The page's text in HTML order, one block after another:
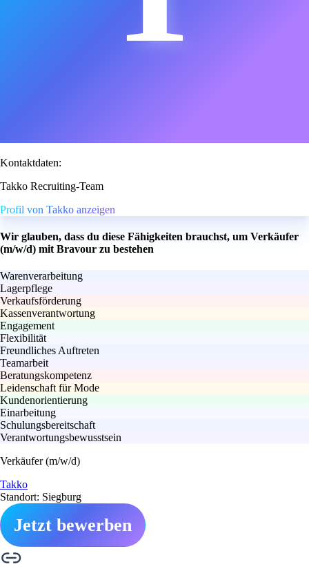
Kontaktdaten:
Takko Recruiting-Team
Profil von Takko anzeigen
Wir glauben, dass du diese Fähigkeiten brauchst, um Verkäufer
(m/w/d) mit Bravour zu bestehen
Warenverarbeitung
Lagerpflege
Verkaufsförderung
Kassenverantwortung
Engagement
Flexibilität
Freundliches Auftreten
Teamarbeit
Beratungskompetenz
Leidenschaft für Mode
Kundenorientierung
Einarbeitung
Schulungsbereitschaft
Verantwortungsbewusstsein
Verkäufer (m/w/d)
Takko
Standort: Siegburg
Jetzt bewerben